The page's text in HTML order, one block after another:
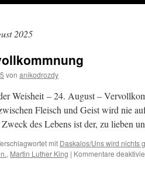
2025
von anikodrozdy
Weisheit – 24. August –
Fleisch und Geist wird nie
des Lebens ist der, zu lieben
mit Daskalos/Uns wird nichts
, Martin Luther King | Kommentare